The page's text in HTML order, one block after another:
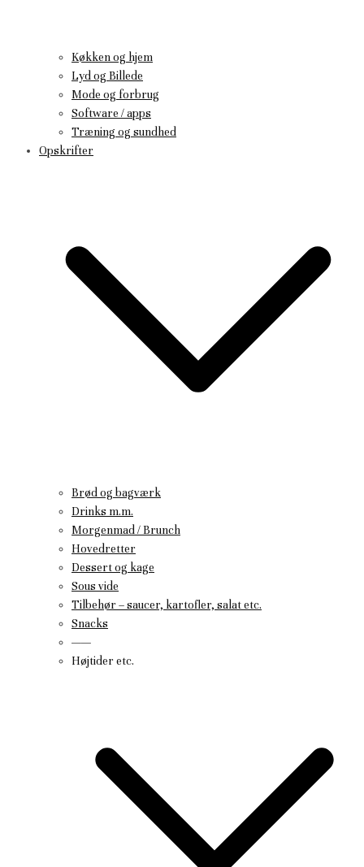
Køkken og hjem
Lyd og Billede
Mode og forbrug
Software / apps
Træning og sundhed
Opskrifter
Brød og bagværk
Drinks m.m.
Morgenmad / Brunch
Hovedretter
Dessert og kage
Sous vide
Tilbehør – saucer, kartofler, salat etc.
Snacks
——
Højtider etc.